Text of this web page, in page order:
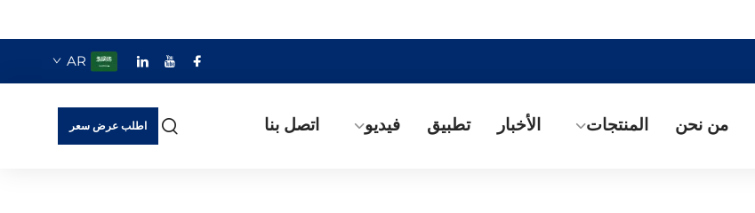
AR
من نحن المنتجات الأخبار تطبيق فيديو اتصل بنا اطلب عرض سعر